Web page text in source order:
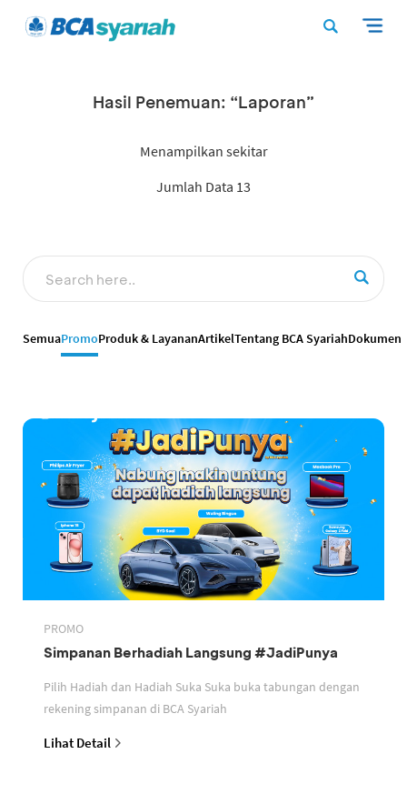
Hasil Penemuan: “Laporan”
Menampilkan sekitar
Jumlah Data 13
SemuaPromoProduk & LayananArtikelTentang BCA SyariahDokumen
PROMO
Simpanan Berhadiah Langsung #JadiPunya
Pilih Hadiah dan Hadiah Suka Suka buka tabungan dengan
rekening simpanan di BCA Syariah
Lihat Detail